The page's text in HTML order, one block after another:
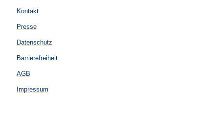
Kontakt
Presse
Datenschutz
Barrierefreiheit
AGB
Impressum